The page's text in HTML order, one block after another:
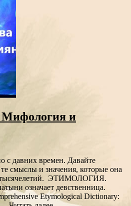
Мифология и
с давних времен. Давайте
смыслы и значения, которые она
тысячелетий. ЭТИМОЛОГИЯ.
означает девственница.
Etymological Dictionary: